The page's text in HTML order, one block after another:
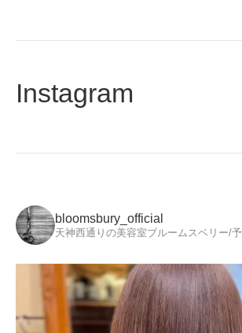
Instagram
bloomsbury_official
天神西通りの美容室ブルームスベリー/予